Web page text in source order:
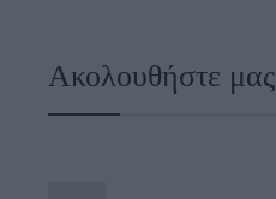
Ακολουθήστε μας